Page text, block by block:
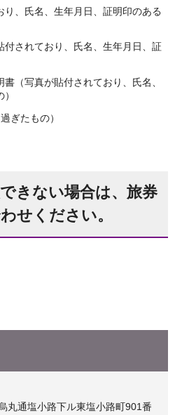
、氏名、生年月日、証明印のある
付されており、氏名、生年月日、証
（写真が貼付されており、氏名、
ぎたもの）
きない場合は、旅券
せください。
通塩小路下ル東塩小路町901番